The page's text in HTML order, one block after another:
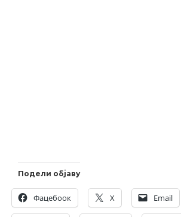
Подели објаву
Фацебоок X Email